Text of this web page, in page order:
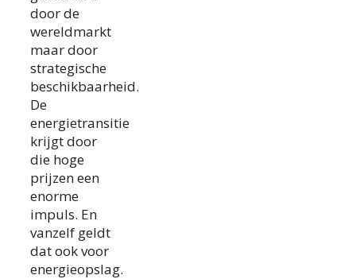
door de
wereldmarkt
maar door
strategische
beschikbaarheid.
De
energietransitie
krijgt door
die hoge
prijzen een
enorme
impuls. En
vanzelf geldt
dat ook voor
energieopslag.